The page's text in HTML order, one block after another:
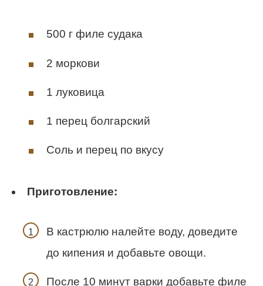
500 г филе судака
2 моркови
1 луковица
1 перец болгарский
Соль и перец по вкусу
Приготовление:
В кастрюлю налейте воду, доведите
до кипения и добавьте овощи.
После 10 минут варки добавьте филе